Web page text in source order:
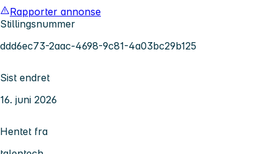
Rapporter annonse
Stillingsnummer
ddd6ec73-2aac-4698-9c81-4a03bc29b125
Sist endret
16. juni 2026
Hentet fra